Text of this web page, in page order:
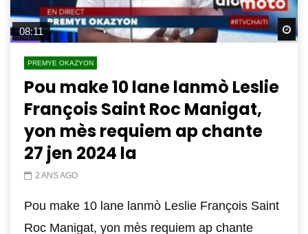
08:11
PREMYE OKAZYON
Pou make 10 lane lanmò Leslie
François Saint Roc Manigat,
yon mès requiem ap chante
27 jen 2024 la
2 ANS AGO
Pou make 10 lane lanmò Leslie François Saint
Roc Manigat, yon mès requiem ap chante